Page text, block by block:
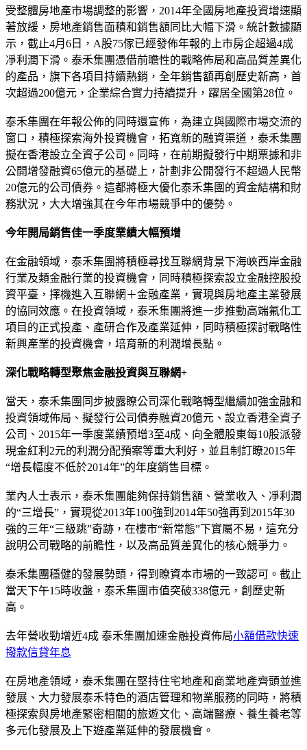
受整體房地產市場調整的影響，2014年全國房地產投資增速顯
著放緩，房地產銷售面積和銷售額同比大幅下滑。統計數據顯
示，截止4月6日，A股75傢已經發佈年報的上市房企超過4成
凈利潤下滑。泰禾集團憑借前瞻性的戰略佈局和高品質差異化
的產品，旗下各項目持續熱銷，全年銷售額再創歷史新高，首
次超過200億元，企業綜合實力持續提升，躍居全國第28位。
泰禾集團在年報公佈的同時還宣佈，為建立與國際市場交流的
窗口，積極探索海外投資機會，拓寬新的融資渠道，泰禾集團
擬在香港設立全資子公司。同時，在前期擬發行中期票據和非
公開增發融資65億元的基礎上，計劃非公開發行不超過人民幣
20億元的公司債券。這都將極大優化泰禾集團的資金結構和財
務狀況，大大增強其在今年市場競爭中的優勢。
今年開局銷售佳一季度業績大幅預增
在金融領域，泰禾集團將積極尋找互聯網背景下海峽西岸金融
行業及類金融行業的投資機會，同時積極探索設立金融控股投
資平臺，擇機進入互聯網＋金融產業，實現與房地產主業發展
的協同效應。在投資領域，泰禾集團將進一步推動高端氟化工
項目的正式投產、產研合作及產業延伸，同時積極探討戰略性
新興產業的投資機會，培育新的利潤增長點。
深化戰略轉型聚焦金融投資與互聯網+
當天，泰禾集團同步披露瞭公司深化戰略轉型繼續加強金融和
投資領域佈局、擬發行公司債券融資20億元、設立香港全資子
公司、2015年一季度業績預增3至4成、向全體股東每10股派發
現金紅利2元的利潤分配預案等重大利好，並且制訂瞭2015年
“增長幅度不低於2014年”的年度銷售目標。
業內人士表示，泰禾集團能夠保持銷售額、營業收入、凈利潤
的“三增長”，實現從2013年100強到2014年50強再到2015年30
強的三年“三級跳”奇跡，在樓市“新常態”下實屬不易，這充分
說明公司戰略的前瞻性，以及高品質差異化的核心競爭力。
泰禾集團穩健的發展勢頭，得到瞭資本市場的一致認可。截止
當天下午15時收盤，泰禾集團市值突破338億元，創歷史新
高。
去年營收勁增近4成 泰禾集團加速金融投資佈局小額借款快速
撥款信貸年息
在房地產領域，泰禾集團在堅持住宅地產和商業地產齊頭並進
發展、大力發展泰禾特色的酒店管理和物業服務的同時，將積
極探索與房地產緊密相關的旅遊文化、高端醫療、養生養老等
多元化發展及上下遊產業延伸的發展機會。